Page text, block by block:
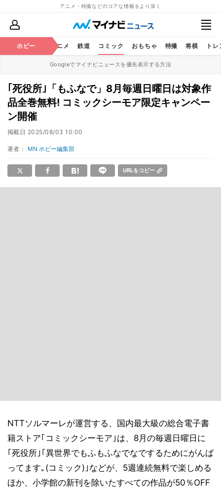
アニメ・特撮などのコアな情報をより深く
ホビー アニメ 鉄道 コミック おもちゃ 特撮 将棋 ト
Googleでマイナビニュースを優先表示する方法
｢死役所｣「もふなで」8月毎週日曜日は対象作
品全巻無料! コミックシーモア限定キャンペー
ン開催
掲載日 2025/08/03 10:00
著者： MN ホビー編集部
URLをコピー
NTTソルマーレが運営する、国内最大級の総合電子書
籍ストア｢コミックシーモア｣は、8月の毎週日曜日に
｢死役所｣｢異世界でもふもふなでなでするためにがんば
ってます｡(コミック)｣などが、5週連続無料で楽しめる
ほか、小学館の新刊を除いたすべての作品が50％OFF